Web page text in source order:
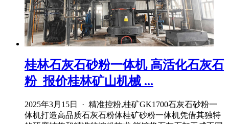
桂林石灰石砂粉一体机 高活化石灰石
粉_报价桂林矿山机械 ...
2025年3月15日 · 精准控粉,桂矿GK1700石灰石砂粉一
体机打造高品质石灰石粉体桂矿砂粉一体机凭借其独特